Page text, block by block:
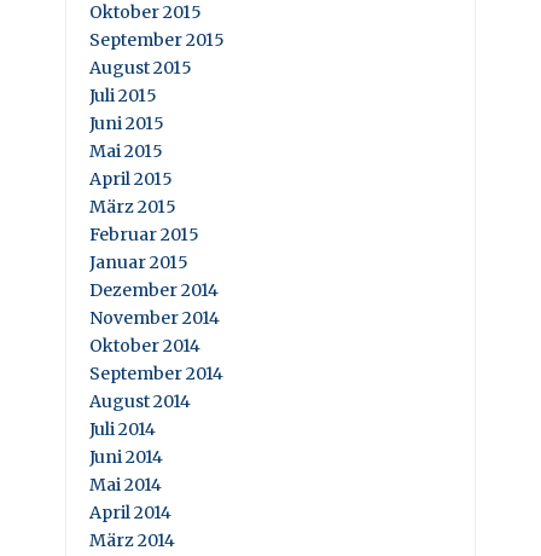
Oktober 2015
September 2015
August 2015
Juli 2015
Juni 2015
Mai 2015
April 2015
März 2015
Februar 2015
Januar 2015
Dezember 2014
November 2014
Oktober 2014
September 2014
August 2014
Juli 2014
Juni 2014
Mai 2014
April 2014
März 2014